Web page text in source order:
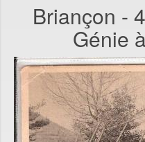
Briançon -
Génie